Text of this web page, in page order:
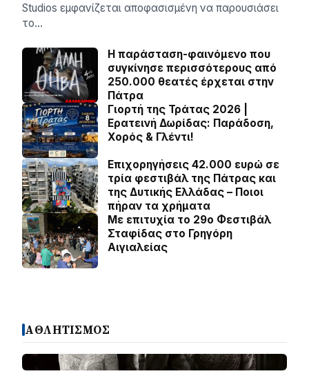
Studios εμφανίζεται αποφασισμένη να παρουσιάσει
το…
Η παράσταση-φαινόμενο που
συγκίνησε περισσότερους από
250.000 θεατές έρχεται στην
Πάτρα
Γιορτή της Τράτας 2026 |
Ερατεινή Δωρίδας: Παράδοση,
Χορός & Γλέντι!
Επιχορηγήσεις 42.000 ευρώ σε
τρία φεστιβάλ της Πάτρας και
της Δυτικής Ελλάδας – Ποιοι
πήραν τα χρήματα
Με επιτυχία το 29ο Φεστιβάλ
Σταφίδας στο Γρηγόρη
Aιγιαλείας
ΑΘΛΗΤΙΣΜΟΣ